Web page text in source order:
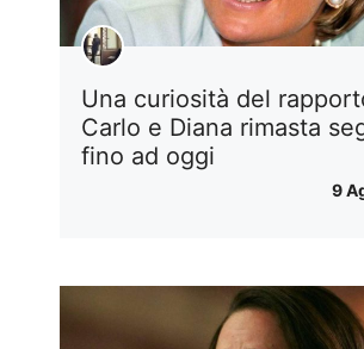
Una curiosità del
Carlo e Diana rimasta
fino ad oggi
9